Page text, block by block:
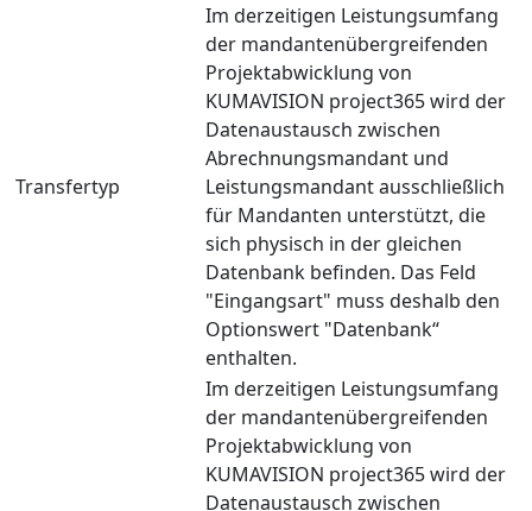
Transfertyp
Im derzeitigen Leistungsumfang
der mandantenübergreifenden
Projektabwicklung von
KUMAVISION project365 wird der
Datenaustausch zwischen
Abrechnungsmandant und
Leistungsmandant ausschließlich
für Mandanten unterstützt, die
sich physisch in der gleichen
Datenbank befinden. Das Feld
"Eingangsart" muss deshalb den
Optionswert "Datenbank“
enthalten.
Im derzeitigen Leistungsumfang
der mandantenübergreifenden
Projektabwicklung von
KUMAVISION project365 wird der
Datenaustausch zwischen